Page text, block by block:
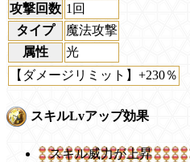
攻撃回数 1回
タイプ
魔法攻撃
属性
光
【ダメージリミット】+230％
スキルLvアップ効果
スキル威力が上昇